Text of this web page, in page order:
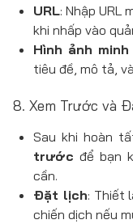
URL: Nhập URL
khi nhấp vào
Hình ảnh minh
tiêu đề, mô tả,
8. Xem Trước và
Sau khi hoàn
trước để bạn
cần.
Đặt lịch: Thiết
chiến dịch nếu